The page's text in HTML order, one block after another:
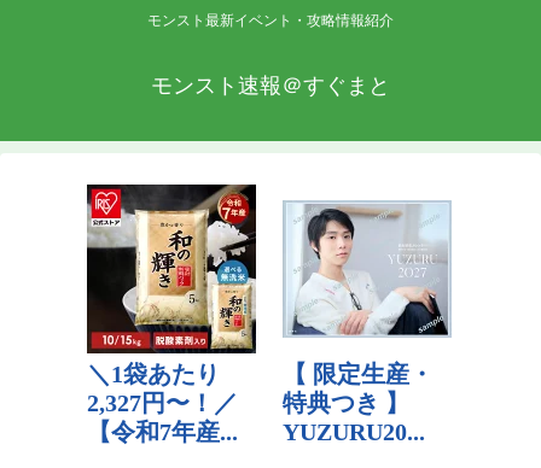
モンスト最新イベント・攻略情報紹介
モンスト速報＠すぐまと